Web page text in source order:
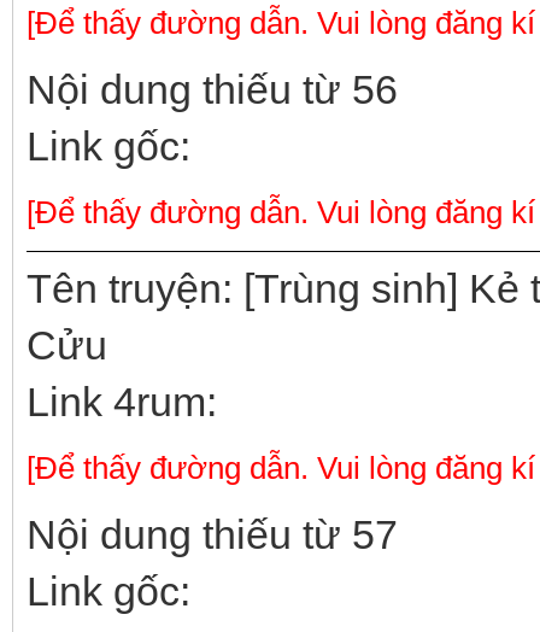
[Để thấy đường dẫn. Vui lòng đăng
Nội dung thiếu từ 56
Link gốc:
[Để thấy đường dẫn. Vui lòng đăng
Tên truyện: [Trùng sinh]
Cửu
Link 4rum:
[Để thấy đường dẫn. Vui lòng đăng
Nội dung thiếu từ 57
Link gốc: